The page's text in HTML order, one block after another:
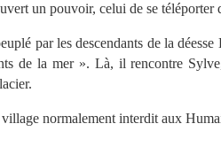
un pouvoir, celui de se téléporter
par les descendants de la
de la mer ». Là, il rencontre
normalement interdit aux